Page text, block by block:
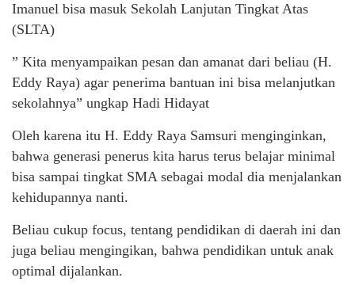
Imanuel bisa masuk Sekolah Lanjutan Tingkat Atas
(SLTA)
” Kita menyampaikan pesan dan amanat dari beliau (H.
Eddy Raya) agar penerima bantuan ini bisa melanjutkan
sekolahnya” ungkap Hadi Hidayat
Oleh karena itu H. Eddy Raya Samsuri menginginkan,
bahwa generasi penerus kita harus terus belajar minimal
bisa sampai tingkat SMA sebagai modal dia menjalankan
kehidupannya nanti.
Beliau cukup focus, tentang pendidikan di daerah ini dan
juga beliau mengingikan, bahwa pendidikan untuk anak
optimal dijalankan.